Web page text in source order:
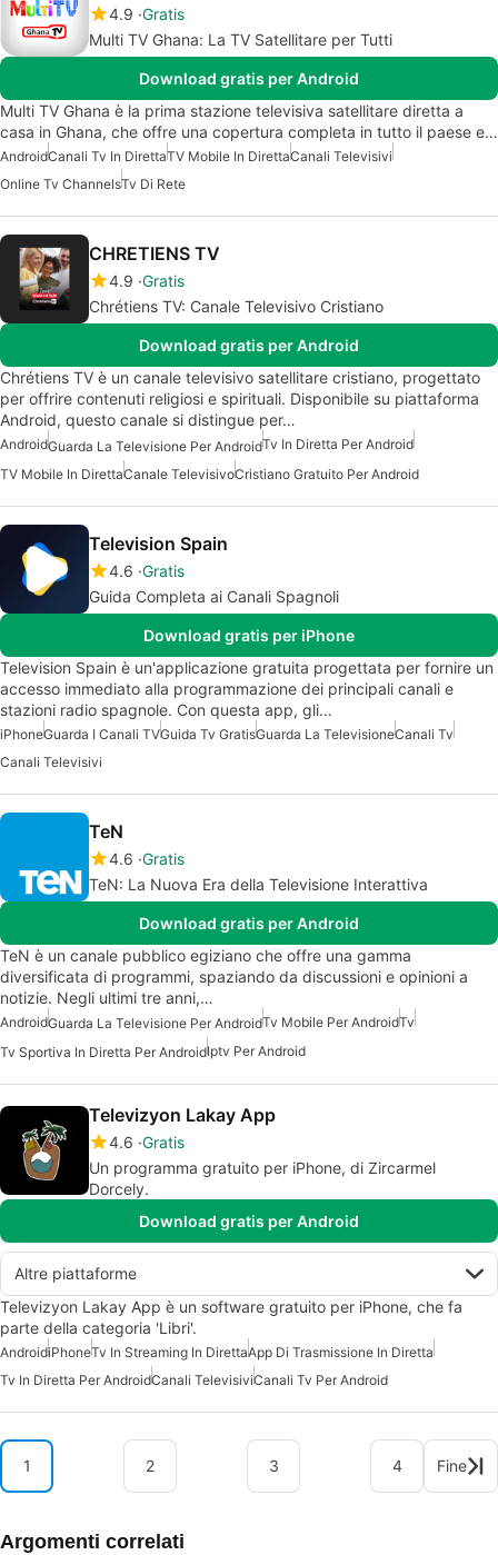
4.9 Gratis
Multi TV Ghana: La TV Satellitare per Tutti
Download gratis per Android
Multi TV Ghana è la prima stazione televisiva satellitare diretta a
casa in Ghana, che offre una copertura completa in tutto il paese e…
AndroidCanali Tv In DirettaTV Mobile In DirettaCanali Televisivi
Online Tv ChannelsTv Di Rete
CHRETIENS TV
4.9 Gratis
Chrétiens TV: Canale Televisivo Cristiano
Download gratis per Android
Chrétiens TV è un canale televisivo satellitare cristiano, progettato
per offrire contenuti religiosi e spirituali. Disponibile su piattaforma
Android, questo canale si distingue per…
AndroidGuarda La Televisione Per AndroidTv In Diretta Per Android
TV Mobile In DirettaCanale TelevisivoCristiano Gratuito Per Android
Television Spain
4.6 Gratis
Guida Completa ai Canali Spagnoli
Download gratis per iPhone
Television Spain è un'applicazione gratuita progettata per fornire un
accesso immediato alla programmazione dei principali canali e
stazioni radio spagnole. Con questa app, gli…
iPhoneGuarda I Canali TVGuida Tv GratisGuarda La TelevisioneCanali Tv
Canali Televisivi
TeN
4.6 Gratis
TeN: La Nuova Era della Televisione Interattiva
Download gratis per Android
TeN è un canale pubblico egiziano che offre una gamma
diversificata di programmi, spaziando da discussioni e opinioni a
notizie. Negli ultimi tre anni,…
AndroidGuarda La Televisione Per AndroidTv Mobile Per AndroidTv
Tv Sportiva In Diretta Per AndroidIptv Per Android
Televizyon Lakay App
4.6 Gratis
Un programma gratuito per iPhone, di Zircarmel
Dorcely.
Download gratis per Android
Altre piattaforme
Televizyon Lakay App è un software gratuito per iPhone, che fa
parte della categoria 'Libri'.
AndroidiPhoneTv In Streaming In DirettaApp Di Trasmissione In Diretta
Tv In Diretta Per AndroidCanali TelevisiviCanali Tv Per Android
1 2 3 4 Fine
Argomenti correlati